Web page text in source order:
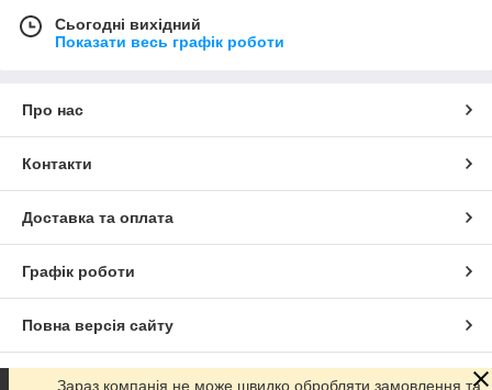
Сьогодні вихідний
Показати весь графік роботи
Про нас
Контакти
Доставка та оплата
Графік роботи
Повна версія сайту
Сайт створено на маркетплейсі Prom.ua
Зараз компанія не може швидко обробляти замовлення та